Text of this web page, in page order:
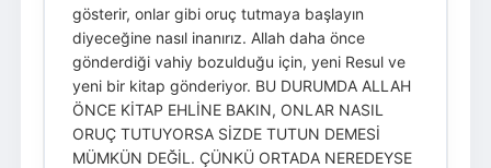
gösterir, onlar gibi oruç tutmaya başlayın
diyeceğine nasıl inanırız. Allah daha önce
gönderdiği vahiy bozulduğu için, yeni Resul ve
yeni bir kitap gönderiyor. BU DURUMDA ALLAH
ÖNCE KİTAP EHLİNE BAKIN, ONLAR NASIL
ORUÇ TUTUYORSA SİZDE TUTUN DEMESİ
MÜMKÜN DEĞİL. ÇÜNKÜ ORTADA NEREDEYSE